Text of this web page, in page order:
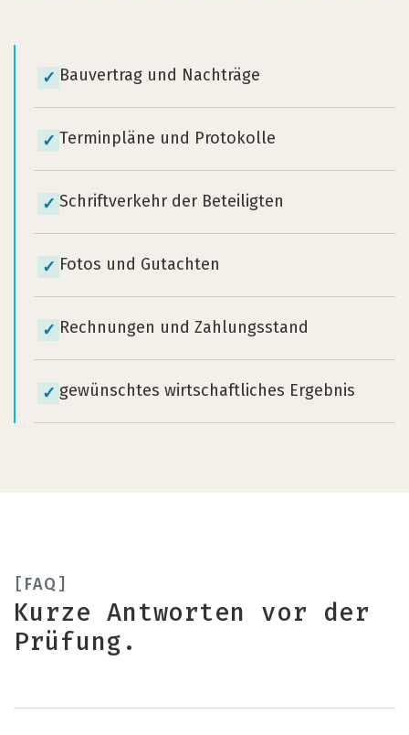
✓ Bauvertrag und Nachträge
✓ Terminpläne und Protokolle
✓ Schriftverkehr der Beteiligten
✓ Fotos und Gutachten
✓ Rechnungen und Zahlungsstand
✓ gewünschtes wirtschaftliches Ergebnis
FAQ
Kurze Antworten vor der
Prüfung.